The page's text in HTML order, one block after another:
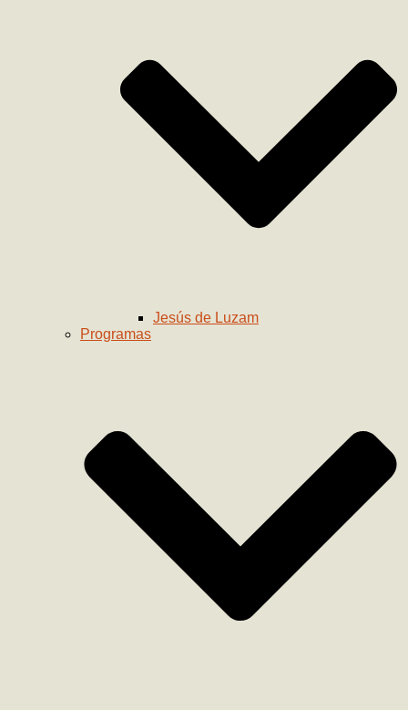
Jesús de Luzam
Programas